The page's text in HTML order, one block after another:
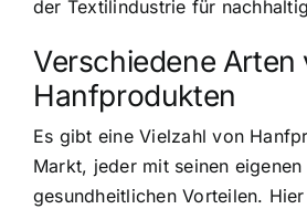
der Textilindustrie für
Verschiedene Arten
Hanfprodukten
Es gibt eine Vielzahl von
Markt, jeder mit seinen
gesundheitlichen Vorteilen.